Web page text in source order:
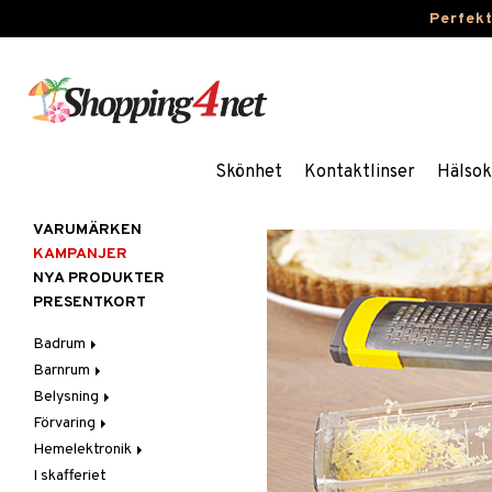
Skönhet Kontaktlinser
VARUMÄRKEN
KAMPANJER
NYA PRODUKTER
PRESENTKORT
Badrum
Badrumsinredning
Badrumstextilier
Badrumstillbehör
Barnrum
Barnlampor
Barnmöbler
Barnrumsdekoration
Barnrumsförvaring
Belysning
Belysningstillbehör
Lampor
Bordslampor
LED-ljus
Förvaring
Hängare & krokar
Hyllor
Hemelektronik
Ljud
I skafferiet